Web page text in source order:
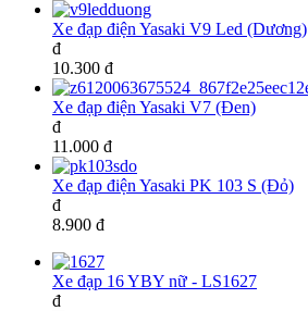
Xe đạp điện Yasaki V9 Led (Dương)
đ
10.300 đ
Xe đạp điện Yasaki V7 (Đen)
đ
11.000 đ
Xe đạp điện Yasaki PK 103 S (Đỏ)
đ
8.900 đ
Xe đạp 16 YBY nữ - LS1627
đ